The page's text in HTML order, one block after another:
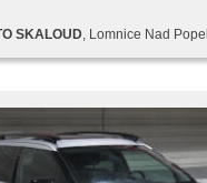
Abnutzungssensor des
Heck LED Leuchte,
Heckscheibenwischer,
zadní skla,
Garantie, digitální
loketní opěrka, hodiny
SKALOUD , Lomnice Nad